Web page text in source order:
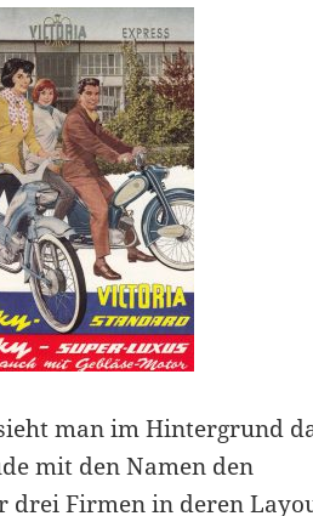
man im Hintergrund
mit den Namen den
drei Firmen in deren